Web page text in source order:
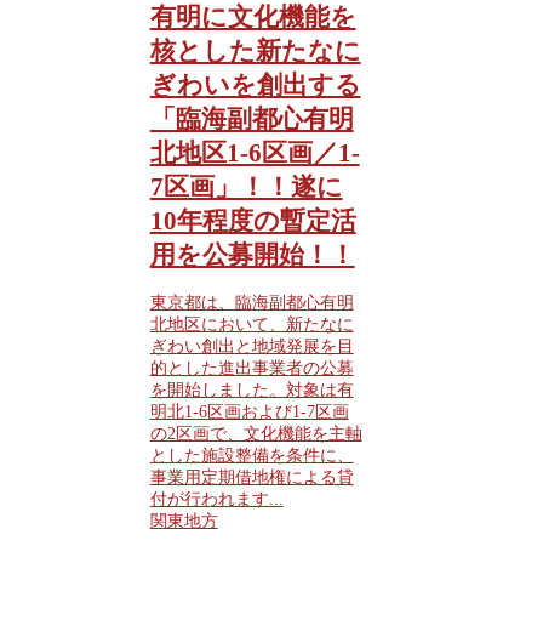
有明に文化機能を
核とした新たなに
ぎわいを創出する
「臨海副都心有明
北地区1-6区画／1-
7区画」！！遂に
10年程度の暫定活
用を公募開始！！
東京都は、臨海副都心有明
北地区において、新たなに
ぎわい創出と地域発展を目
的とした進出事業者の公募
を開始しました。対象は有
明北1-6区画および1-7区画
の2区画で、文化機能を主軸
とした施設整備を条件に、
事業用定期借地権による貸
付が行われます...
関東地方